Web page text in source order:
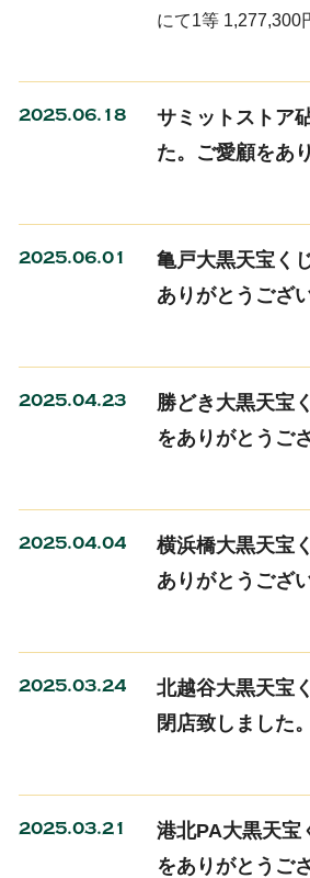
にて1等 1,277,300
2025.06.18
サミットストア
た。ご愛顧をあ
2025.06.01
亀戸大黒天宝く
ありがとうござ
2025.04.23
勝どき大黒天宝
をありがとうご
2025.04.04
横浜橋大黒天宝
ありがとうござ
2025.03.24
北越谷大黒天宝
閉店致しました
2025.03.21
港北PA大黒天宝
をありがとうご